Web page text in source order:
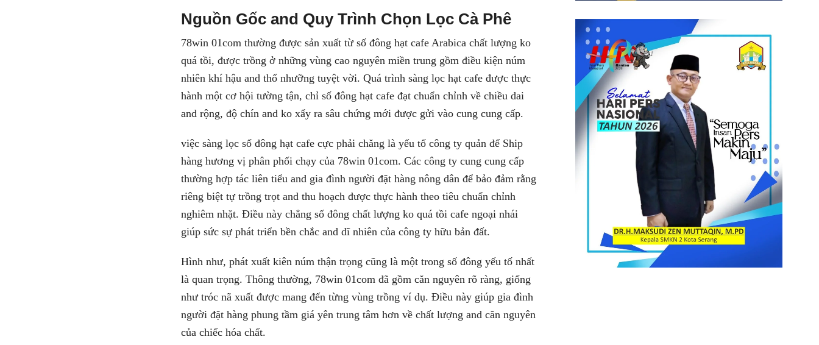
Nguồn Gốc and Quy Trình Chọn Lọc Cà Phê
78win 01com thường được sản xuất từ số đông hạt cafe Arabica chất lượng ko
quá tồi, được trồng ở những vùng cao nguyên miền trung gồm điều kiện núm
nhiên khí hậu and thổ nhưỡng tuyệt vời. Quá trình sàng lọc hạt cafe được thực
hành một cơ hội tường tận, chỉ số đông hạt cafe đạt chuẩn chỉnh về chiều dai
and rộng, độ chín and ko xẩy ra sâu chứng mới được gửi vào cung cung cấp.
việc sàng lọc số đông hạt cafe cực phải chăng là yếu tố công ty quản để Ship
hàng hương vị phân phối chạy của 78win 01com. Các công ty cung cung cấp
thường hợp tác liên tiểu and gia đình người đặt hàng nông dân để bảo đảm rằng
riêng biệt tự trồng trọt and thu hoạch được thực hành theo tiêu chuẩn chỉnh
nghiêm nhặt. Điều này chẳng số đông chất lượng ko quá tồi cafe ngoại nhái
giúp sức sự phát triển bền chắc and dĩ nhiên của công ty hữu bản đất.
Hình như, phát xuất kiên núm thận trọng cũng là một trong số đông yếu tố nhất
là quan trọng. Thông thường, 78win 01com đã gồm căn nguyên rõ ràng, giống
như tróc nã xuất được mang đến từng vùng trồng ví dụ. Điều này giúp gia đình
người đặt hàng phung tầm giá yên trung tâm hơn về chất lượng and căn nguyên
của chiếc hóa chất.